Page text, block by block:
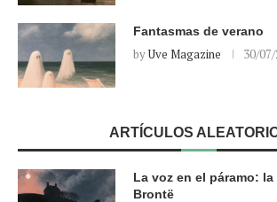
Fantasmas de verano
byUve Magazine 30/
ARTÍCULOS
La voz en el páramo:
Brontë